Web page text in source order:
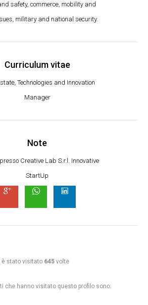
safety, commerce, mobility and
military and national security.
Curriculum vitae
Technologies and Innovation
Manager
Note
Creative Lab S.r.l. Innovative
StartUp
è stato visitato 645 volte
che hanno visitato questo profilo sono: